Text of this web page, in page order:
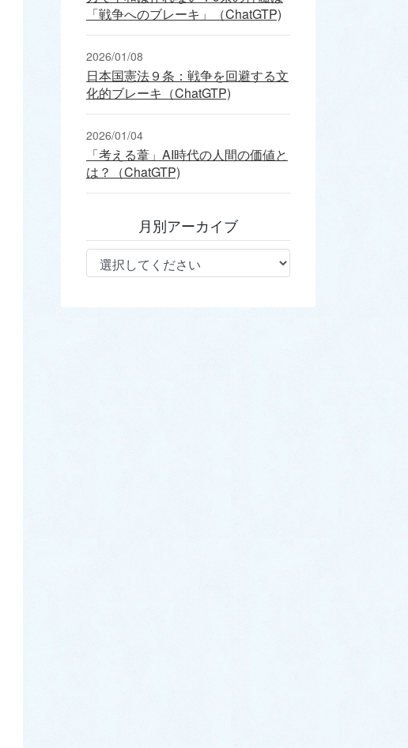
「戦争へのブレーキ」（ChatGTP)
2026/01/08
日本国憲法９条：戦争を回避する文
化的ブレーキ（ChatGTP)
2026/01/04
「考える葦」AI時代の人間の価値と
は？（ChatGTP)
月別アーカイブ